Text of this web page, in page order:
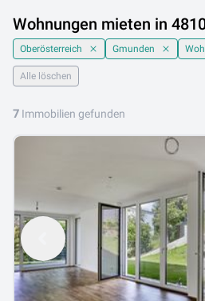
Wohnungen mieten in
Oberösterreich Gmunden
Alle löschen
7 Immobilien gefunden